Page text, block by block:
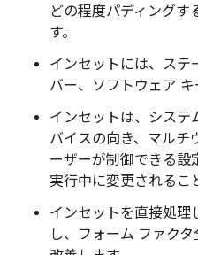
どの程度パディングす
す。
インセットには、ステ
バー、ソフトウェア キ
インセットは、システ
バイスの向き、マルチ
ーザーが制御できる設
実行中に変更されるこ
インセットを直接処理
し、フォーム ファク